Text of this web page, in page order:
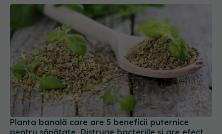
Planta banală care are 5 beneficii puternice